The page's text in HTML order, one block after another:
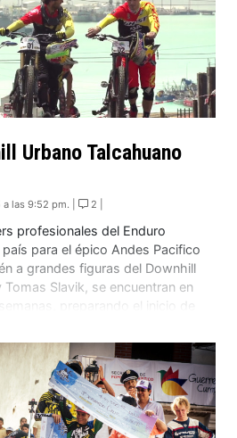
Urbano Talcahuano
las 9:52 pm. | 2 |
profesionales del Enduro
para el épico Andes Pacifico
a grandes figuras del Downhill
Slavik, se encuentran en
preparando el inicio de
su […]